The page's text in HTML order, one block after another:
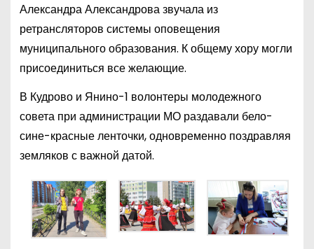
Александра Александрова звучала из
ретрансляторов системы оповещения
муниципального образования. К общему хору могли
присоединиться все желающие.
В Кудрово и Янино-1 волонтеры молодежного
совета при администрации МО раздавали бело-
сине-красные ленточки, одновременно поздравляя
земляков с важной датой.